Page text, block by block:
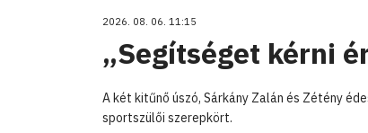
2026. 08. 06. 11:15
„Segítséget kérni
A két kitűnő úszó, Sárkány Zalán és Zétény
sportszülői szerepkört.